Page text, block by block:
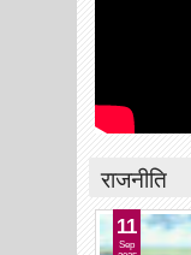
राजनीति
11
Sep